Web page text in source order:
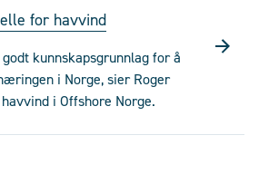
for havvind
kunnskapsgrunnlag for å
i Norge, sier Roger
i Offshore Norge.